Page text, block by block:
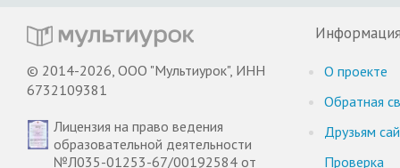
© 2014-2026, ООО "Мультиурок", ИНН
6732109381
Лицензия на право ведения
образовательной деятельности
№Л035-01253-67/00192584 от
О проекте
Обратная
Друзьям
Проверка